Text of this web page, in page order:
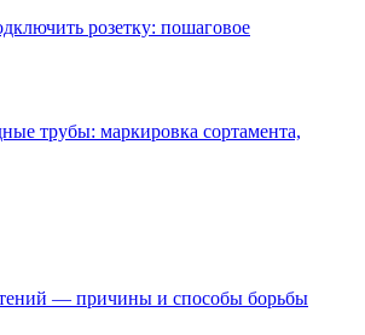
розетку: пошаговое
трубы: маркировка сортамента,
— причины и способы борьбы